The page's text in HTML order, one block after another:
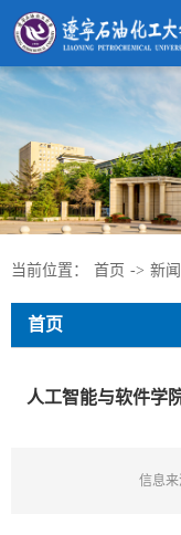
当前位置： 首页 -> 新
首页
人工智能与软件学
信息来